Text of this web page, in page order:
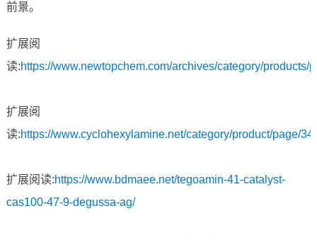
前景。
扩展阅
读:https://www.newtopchem.com/archives/category/products/
扩展阅
读:https://www.cyclohexylamine.net/category/product/page/34/
扩展阅读:https://www.bdmaee.net/tegoamin-41-catalyst-
cas100-47-9-degussa-ag/